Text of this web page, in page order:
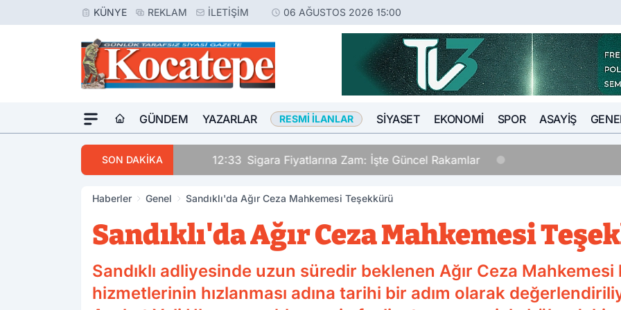
KÜNYE REKLAM İLETIŞIM 06 AĞUSTOS 2026 15:00
GÜNDEM YAZARLAR RESMI İLANLAR SIYASET EKONOMI SPOR ASAYIŞ
SON DAKİKA 12:33 Sigara Fiyatlarına Zam: İşte Güncel Rakamlar
Haberler Genel Sandıklı'da Ağır Ceza Mahkemesi Teşekkürü
Sandıklı'da Ağır Ceza Mahkemesi
Sandıklı adliyesinde uzun süredir beklenen Ağır Ceza
hizmetlerinin hızlanması adına tarihi bir adım olarak